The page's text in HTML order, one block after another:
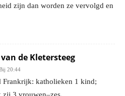
zijn dan worden ze vervolgd en
de Kletersteeg
20:44
Frankrijk: katholieken 1 kind;
zij 3 vrouwen–zes.